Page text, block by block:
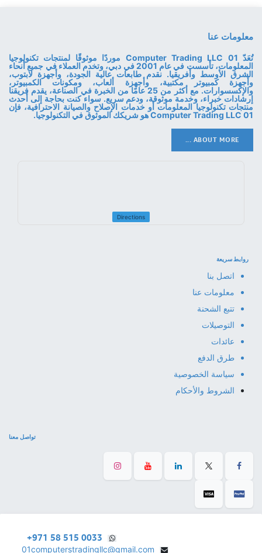
معلومات عنا
تُعَدّ 01 Computer Trading LLC موردًا موثوقًا لمنتجات تكنولوجيا
المعلومات، تأسست في عام 2001 في دبي، وتخدم العملاء في جميع أنحاء
الشرق الأوسط وأفريقيا. نقدم طابعات عالية الجودة، وأجهزة لابتوب،
وأجهزة كمبيوتر مكتبية، وأجهزة ألعاب، ومكونات الكمبيوتر،
والإكسسوارات. مع أكثر من 25 عامًا من الخبرة في الصناعة، يقدم فريقنا
إرشادات خبراء، وخدمة موثوقة، ودعم سريع. سواء كنت بحاجة إلى أحدث
منتجات تكنولوجيا المعلومات أو خدمات الإصلاح والصيانة الاحترافية، فإن
01 Computer Trading LLC هو شريكك الموثوق في التكنولوجيا.
ABOUT MORE ...
Directions
روابط سريعة
اتصل بنا
معلومات عنا
تتبع الشحنة
التوصيلات
عائدات
طرق الدفع
سياسة الخصوصية
الشروط والأحكام
تواصل معنا
+971 58 515 0033
01computerstradingllc@gmail.com